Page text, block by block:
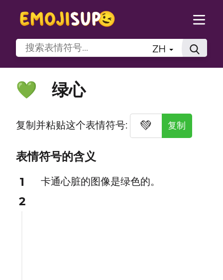
ZH
💚 绿心
复制并粘贴这个表情符号: 💚 复制
表情符号的含义
1
卡通心脏的图像是绿色的。
2